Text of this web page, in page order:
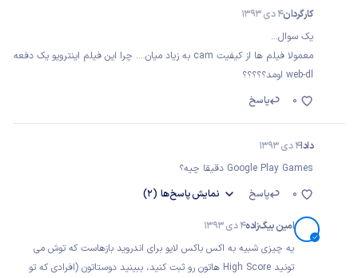
کارگردان4 دی 1393
یک سوال...
معمولا فیلم ها از کیفیت cam به زیاد میان.... چرا این فیلم اینترویو یک دفعه
web-dl اومد؟؟؟؟؟
پاسخ
0
دادا4 دی 1393
Google Play Games دقیقا چیه؟
پاسخ
نمایشپاسخ‌ها (2) 0
امین بیگ‌زاده4 دی 1393
یه چیزی شبیه به اکس باکس لایو برای اندروید بازهاست که توش می
تونید High Score هاتون رو ثبت کنید، ببینید دوستاتون (افرادی که تو